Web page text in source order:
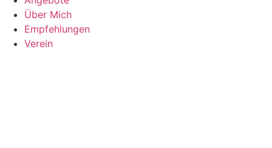
Über Mich
Empfehlungen
Verein